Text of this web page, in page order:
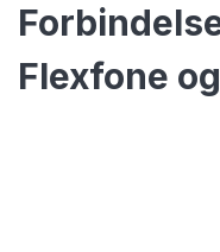
Flexfone